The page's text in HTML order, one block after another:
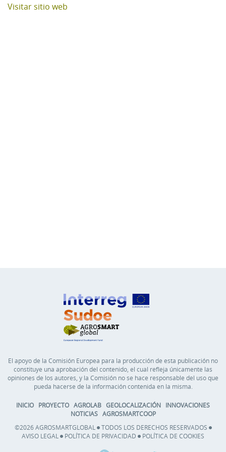
Visitar sitio web
El apoyo de la Comisión Europea para la producción de esta publicación no
constituye una aprobación del contenido, el cual refleja únicamente las
opiniones de los autores, y la Comisión no se hace responsable del uso que
pueda hacerse de la información contenida en la misma.
INICIO PROYECTO AGROLAB GEOLOCALIZACIÓN
INNOVACIONES
NOTICIAS AGROSMARTCOOP
©2026 AGROSMARTGLOBAL
TODOS LOS DERECHOS RESERVADOS
AVISO LEGAL
POLÍTICA DE PRIVACIDAD POLÍTICA DE COOKIES